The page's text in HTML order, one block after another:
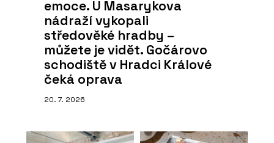
emoce. U Masarykova
nádraží vykopali
středověké hradby –
můžete je vidět. Gočárovo
schodiště v Hradci Králové
čeká oprava
20. 7. 2026